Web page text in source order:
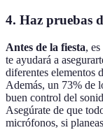
4. Haz pruebas
Antes de la fiesta,
te ayudará a
diferentes elementos
Además, un 73% de
buen control del
Asegúrate de que
micrófonos, si